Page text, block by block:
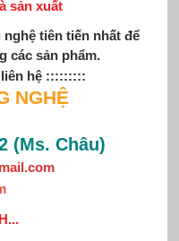
sản xuất
tiên tiến nhất để
các sản phẩm.
liên hệ:::::::::
NGHỆ
(Ms. Châu)